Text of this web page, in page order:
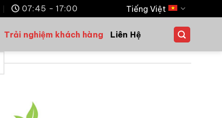
07:45 - 17:00 Tiếng Việt
Trải nghiệm khách hàng Liên Hệ